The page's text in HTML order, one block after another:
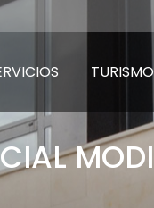
TURISMO